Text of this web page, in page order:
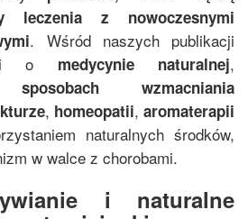
leczenia z nowoczesnymi
. Wśród naszych publikacji
o medycynie naturalnej,
sposobach wzmacniania
, homeopatii, aromaterapii
naturalnych środków,
w walce z chorobami.
i naturalne